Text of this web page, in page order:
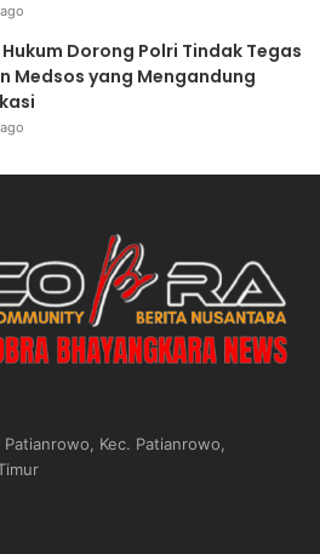
Dorong Polri Tindak Tegas
Medsos yang Mengandung
Kec. Patianrowo,